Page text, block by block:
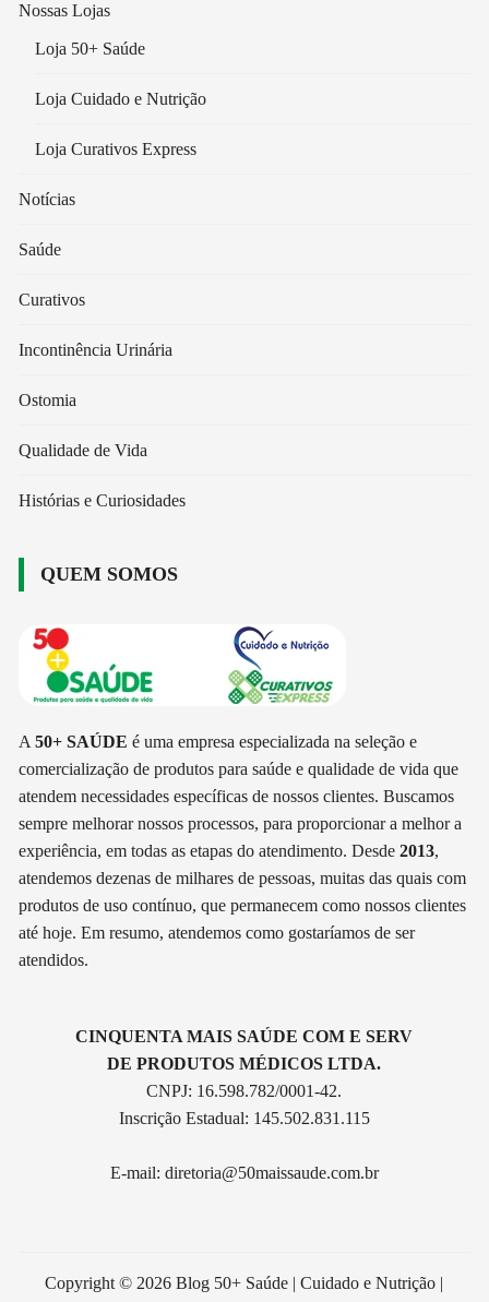
Nossas Lojas
Loja 50+ Saúde
Loja Cuidado e Nutrição
Loja Curativos Express
Notícias
Saúde
Curativos
Incontinência Urinária
Ostomia
Qualidade de Vida
Histórias e Curiosidades
QUEM SOMOS
A50+ SAÚDE é uma empresa especializada na seleção e
comercialização de produtos para saúde e qualidade de vida que
atendem necessidades específicas de nossos clientes. Buscamos
sempre melhorar nossos processos, para proporcionar a melhor a
experiência, em todas as etapas do atendimento. Desde2013,
atendemos dezenas de milhares de pessoas, muitas das quais com
produtos de uso contínuo, que permanecem como nossos clientes
até hoje. Em resumo, atendemos como gostaríamos de ser
atendidos.
CINQUENTA MAIS SAÚDE COM E SERV
DE PRODUTOS MÉDICOS LTDA.
CNPJ: 16.598.782/0001-42.
Inscrição Estadual: 145.502.831.115
E-mail: diretoria@50maissaude.com.br
Copyright © 2026 Blog 50+ Saúde | Cuidado e Nutrição |